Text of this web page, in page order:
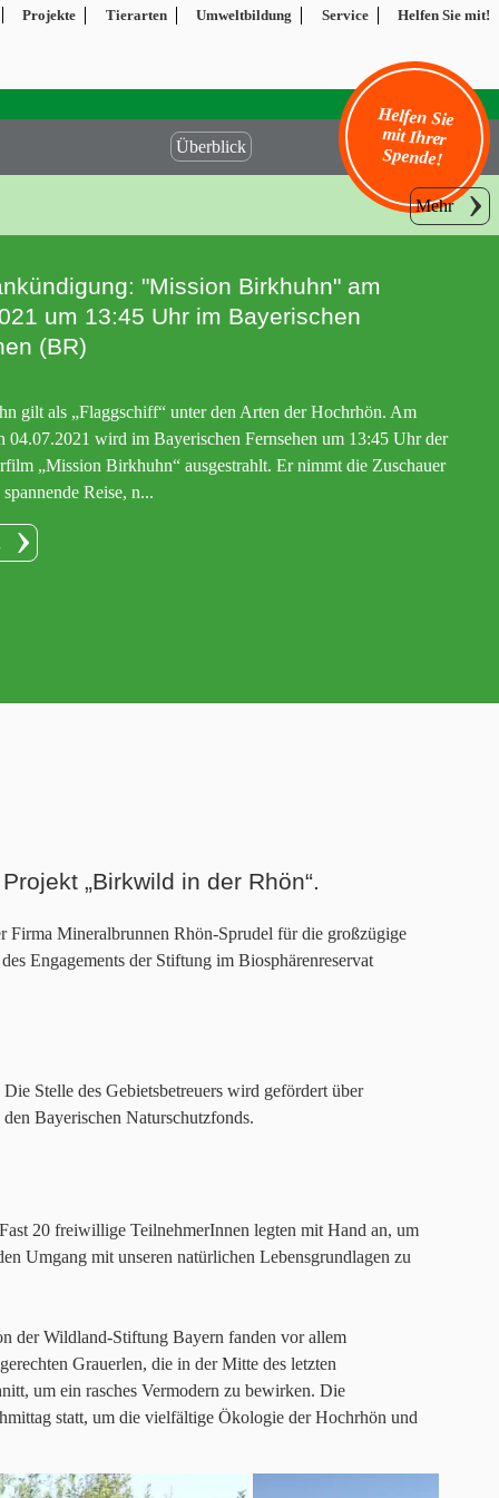
Projekte Tierarten Umweltbildung Service Helfen Sie mit!
Helfen Sie
mit Ihrer
Spende!
Überblick
Mehr
"Mission Birkhuhn" am
um 13:45 Uhr im Bayerischen
(BR)
gilt als „Flaggschiff“ unter den Arten der Hochrhön. Am
04.07.2021 wird im Bayerischen Fernsehen um 13:45 Uhr der
„Mission Birkhuhn“ ausgestrahlt. Er nimmt die Zuschauer
Reise, n...
„Birkwild in der Rhön“.
Firma Mineralbrunnen Rhön-Sprudel für die großzügige
Engagements der Stiftung im Biosphärenreservat
Die Stelle des Gebietsbetreuers wird gefördert über
den Bayerischen Naturschutzfonds.
20 freiwillige TeilnehmerInnen legten mit Hand an, um
Umgang mit unseren natürlichen Lebensgrundlagen zu
der Wildland-Stiftung Bayern fanden vor allem
Grauerlen, die in der Mitte des letzten
um ein rasches Vermodern zu bewirken. Die
statt, um die vielfältige Ökologie der Hochrhön und